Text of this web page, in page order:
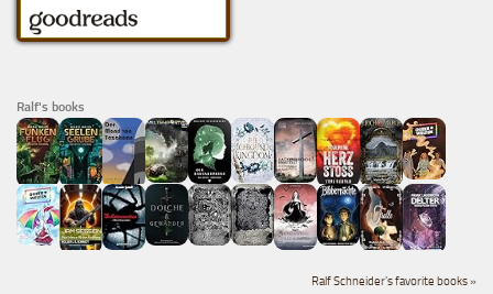
Ralf's books
Ralf Schneider's favorite books »